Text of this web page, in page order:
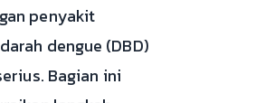
penyakit
dengue (DBD)
Bagian ini